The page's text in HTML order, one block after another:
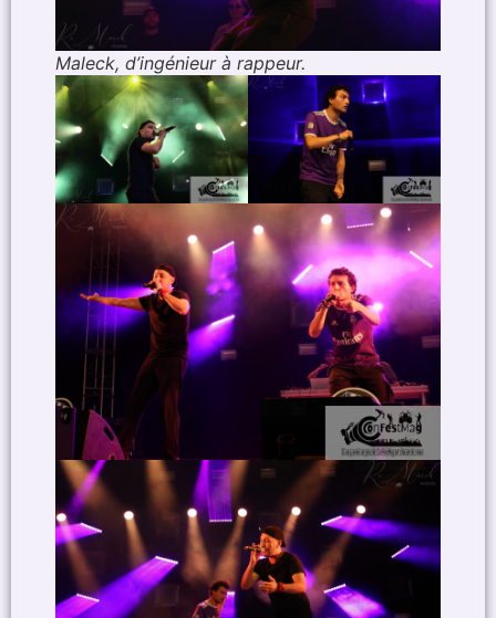
Maleck, d’ingénieur à rappeur.